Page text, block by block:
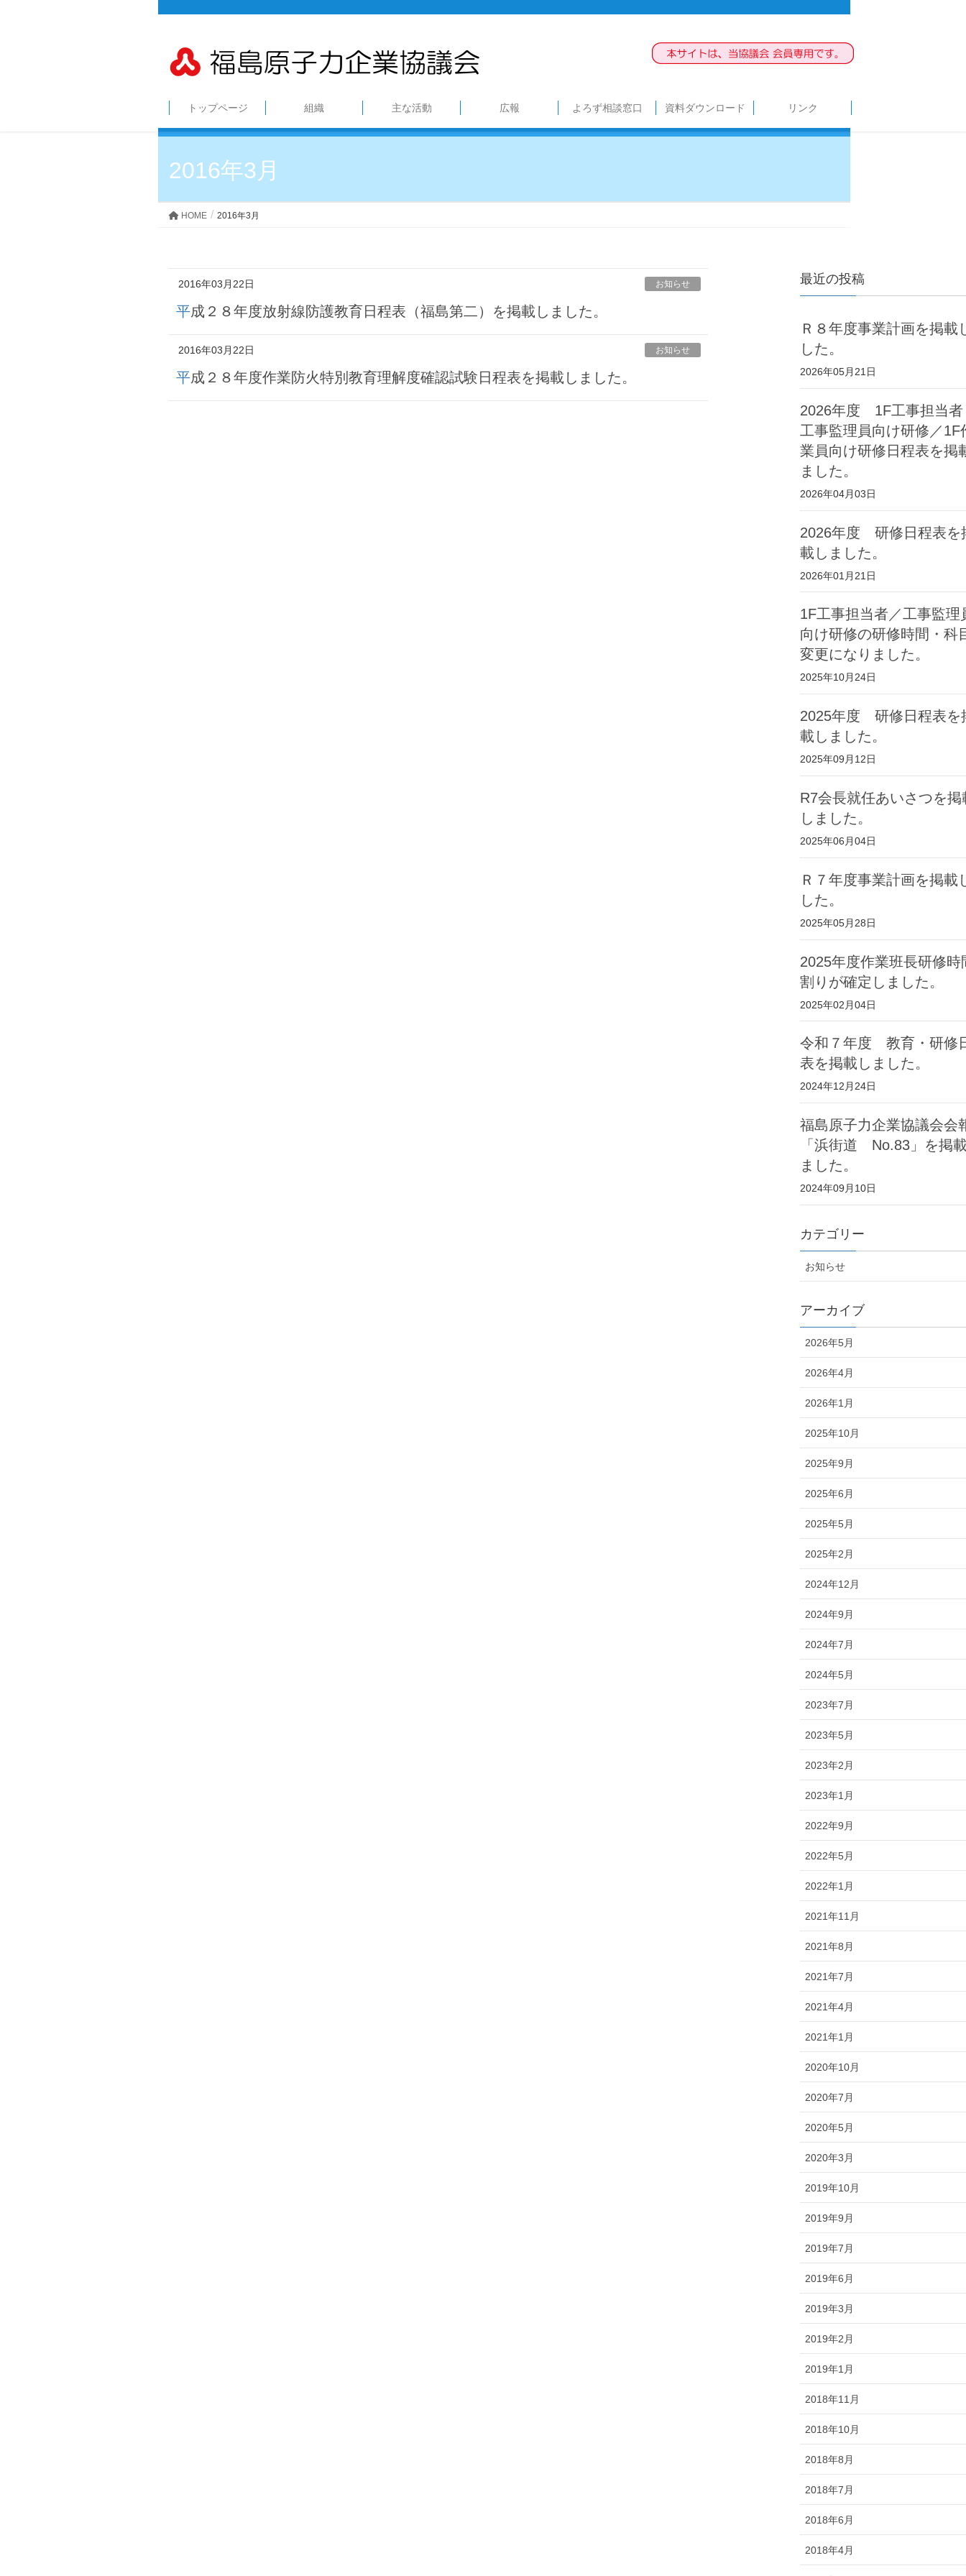
トップページ 組織 主な活動 広報 よろず相談窓口 資料ダウンロード リンク
2016年3月
HOME 2016年3月
2016年03月22日 お知らせ
平成２８年度放射線防護教育日程表（福島第二）を掲載しました。
2016年03月22日 お知らせ
平成２８年度作業防火特別教育理解度確認試験日程表を掲載しました。
最近の投稿
Ｒ８年度事業計画を掲載
した。
2026年05月21日
2026年度 1F工事担当者
工事監理員向け研修／1F
業員向け研修日程表を掲
ました。
2026年04月03日
2026年度 研修日程表を
載しました。
2026年01月21日
1F工事担当者／工事監理
向け研修の研修時間・科
変更になりました。
2025年10月24日
2025年度 研修日程表を
載しました。
2025年09月12日
R7会長就任あいさつを掲
しました。
2025年06月04日
Ｒ７年度事業計画を掲載
した。
2025年05月28日
2025年度作業班長研修時
割りが確定しました。
2025年02月04日
令和７年度 教育・研修
表を掲載しました。
2024年12月24日
福島原子力企業協議会会
「浜街道 No.83」を掲
ました。
2024年09月10日
カテゴリー
お知らせ
アーカイブ
2026年5月
2026年4月
2026年1月
2025年10月
2025年9月
2025年6月
2025年5月
2025年2月
2024年12月
2024年9月
2024年7月
2024年5月
2023年7月
2023年5月
2023年2月
2023年1月
2022年9月
2022年5月
2022年1月
2021年11月
2021年8月
2021年7月
2021年4月
2021年1月
2020年10月
2020年7月
2020年5月
2020年3月
2019年10月
2019年9月
2019年7月
2019年6月
2019年3月
2019年2月
2019年1月
2018年11月
2018年10月
2018年8月
2018年7月
2018年6月
2018年4月